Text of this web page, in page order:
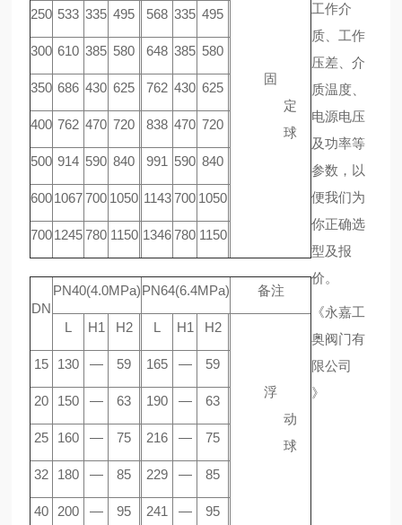
固
定
球
250 533 335 495 568 335 495
300 610 385 580 648 385 580
350 686 430 625 762 430 625
400 762 470 720 838 470 720
500 914 590 840 991 590 840
6001067 700 1050 1143 700 1050
7001245 780 1150 1346 780 1150
DN
PN40(4.0MPa)PN64(6.4MPa) 备注
L H1 H2 L H1 H2
浮
动
球
15 130 — 59 165 — 59
20 150 — 63 190 — 63
25 160 — 75 216 — 75
32 180 — 85 229 — 85
40 200 — 95 241 — 95
工作介
质、工作
压差、介
质温度、
电源电压
及功率等
参数，以
便我们为
你正确选
型及报
价。
《永嘉工
奥阀门有
限公司
》